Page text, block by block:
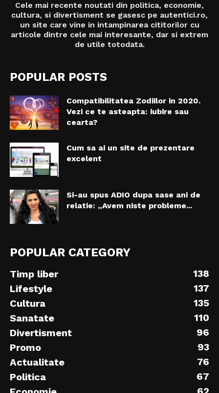
Cele mai recente noutati din politica, economie,
cultura, si divertisment se gasesc pe autentici.ro,
un site care vine in intampinarea cititorilor cu
articole dintre cele mai interesante, dar si extrem
de utile totodata.
POPULAR POSTS
Compatibilitatea Zodiilor in 2020.
Vezi ce te asteapta: iubire sau
cearta?
Cum sa ai un site de prezentare
excelent
Si-au spus ADIO dupa sase ani de
relatie: „Avem niste probleme...
POPULAR CATEGORY
Timp liber
138
Lifestyle
137
Cultura
135
Sanatate
110
Divertisment
96
Promo
93
Actualitate
76
Politica
67